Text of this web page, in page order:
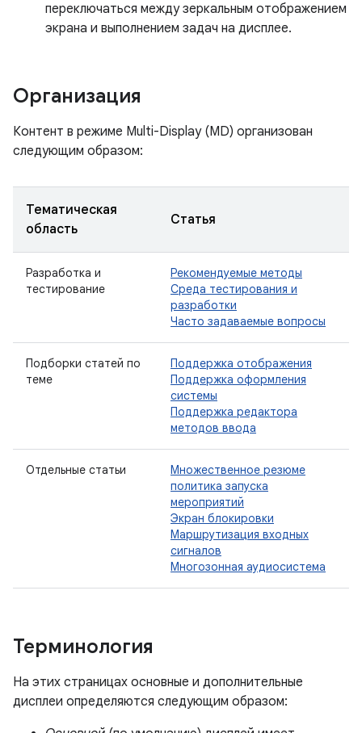
переключаться между зеркальным отображением
экрана и выполнением задач на дисплее.
Организация
Контент в режиме Multi-Display (MD) организован
следующим образом:
Тематическая
область
Статья
Разработка и
тестирование
Рекомендуемые методы
Среда тестирования и
разработки
Часто задаваемые вопросы
Подборки статей по
теме
Поддержка отображения
Поддержка оформления
системы
Поддержка редактора
методов ввода
Отдельные статьи
Множественное резюме
политика запуска
мероприятий
Экран блокировки
Маршрутизация входных
сигналов
Многозонная аудиосистема
Терминология
На этих страницах основные и дополнительные
дисплеи определяются следующим образом: